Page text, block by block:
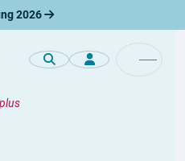
2026
plus